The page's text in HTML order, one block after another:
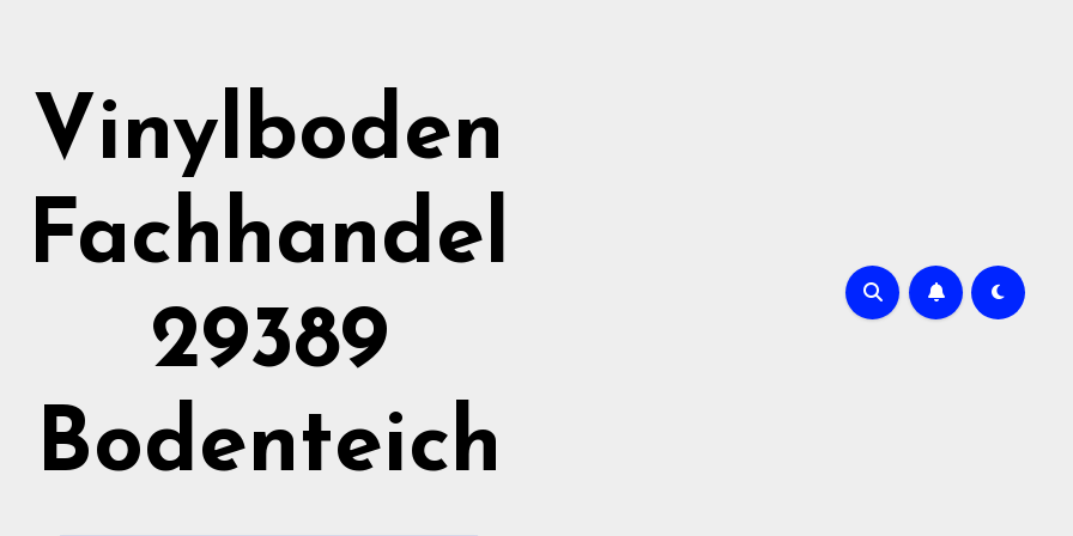
Vinylboden
Fachhandel
29389
Bodenteich